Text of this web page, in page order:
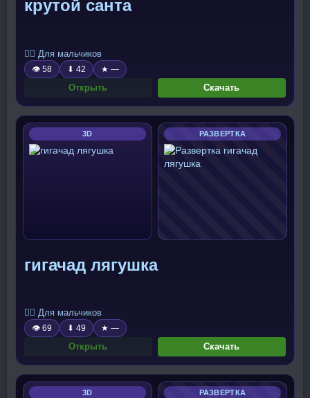
крутой санта
🧍‍♂️ Для мальчиков
👁 58 ⬇ 42 ★ —
Открыть Скачать
3D РАЗВЕРТКА
гигачад лягушка
🧍‍♂️ Для мальчиков
👁 69 ⬇ 49 ★ —
Открыть Скачать
3D РАЗВЕРТКА